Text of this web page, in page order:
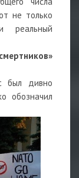
не только
реальный
был дивно
обозначил